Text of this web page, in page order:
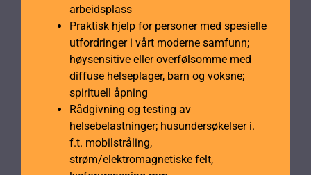
arbeidsplass
Praktisk hjelp for personer med spesielle
utfordringer i vårt moderne samfunn;
høysensitive eller overfølsomme med
diffuse helseplager, barn og voksne;
spirituell åpning
Rådgivning og testing av
helsebelastninger; husundersøkelser i.
f.t. mobilstråling,
strøm/elektromagnetiske felt,